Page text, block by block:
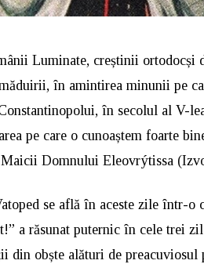
Luminate, creștinii ortodocși
în amintirea minunii pe
în secolul al V-
pe care o cunoaștem foarte
Domnului Eleovrýtissa
se află în aceste zile într-o
a răsunat puternic în cele trei
din obște alături de preacuviosul